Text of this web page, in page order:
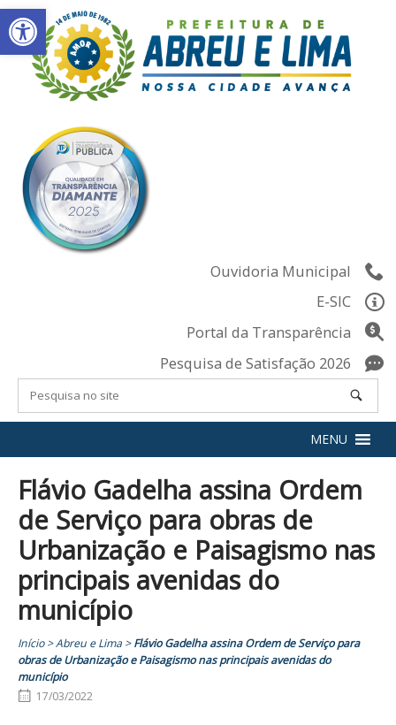
Abrir a barra de ferramentas
Skip
to
content
Ouvidoria Municipal
E-SIC
Portal da Transparência
Pesquisa de Satisfação 2026
MENU
Flávio Gadelha assina Ordem
de Serviço para obras de
Urbanização e Paisagismo nas
principais avenidas do
município
Início>Abreu e Lima >Flávio Gadelha assina Ordem de Serviço para
obras de Urbanização e Paisagismo nas principais avenidas do
município
17/03/2022